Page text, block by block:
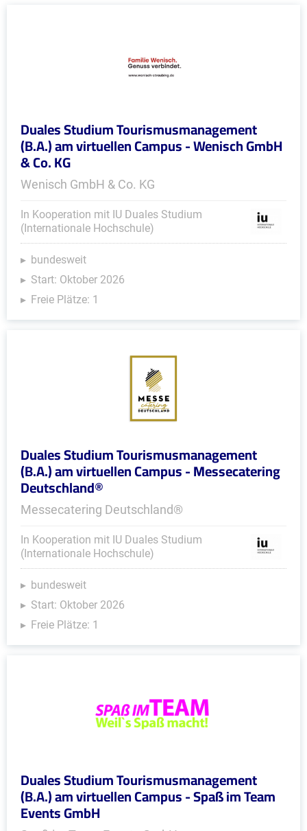
Duales Studium Tourismusmanagement
(B.A.) am virtuellen Campus - Wenisch GmbH
& Co. KG
Wenisch GmbH & Co. KG
In Kooperation mit IU Duales Studium
(Internationale Hochschule)
bundesweit
Start: Oktober 2026
Freie Plätze: 1
Duales Studium Tourismusmanagement
(B.A.) am virtuellen Campus - Messecatering
Deutschland®
Messecatering Deutschland®
In Kooperation mit IU Duales Studium
(Internationale Hochschule)
bundesweit
Start: Oktober 2026
Freie Plätze: 1
Duales Studium Tourismusmanagement
(B.A.) am virtuellen Campus - Spaß im Team
Events GmbH